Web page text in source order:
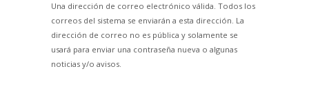
Una dirección de correo electrónico válida. Todos los
correos del sistema se enviarán a esta dirección. La
dirección de correo no es pública y solamente se
usará para enviar una contraseña nueva o algunas
noticias y/o avisos.